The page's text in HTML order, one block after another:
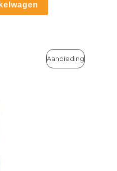
Aanbieding